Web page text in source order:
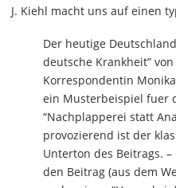
J. Kiehl macht uns auf einen
Der heutige
deutsche Krankheit”
Korrespondentin
ein Musterbeispiel fuer
“Nachplapperei statt
provozierend ist der
Unterton des Beitrags.
den Beitrag (aus dem